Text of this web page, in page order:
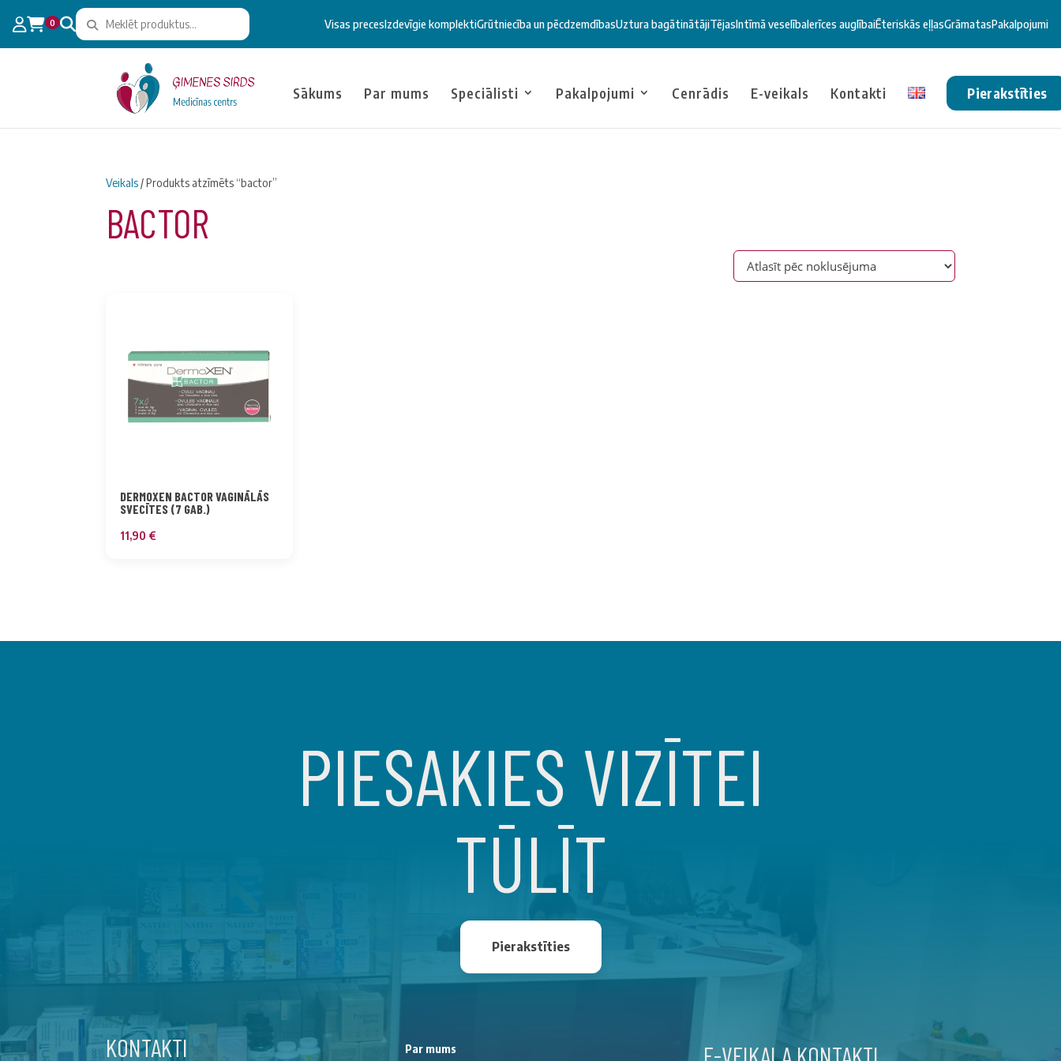
0 Visas precesIzdevīgie komplektiGrūtniecība un pēcdzemdībasUztura bagātinātājiTējasIntīmā veselībaIerīces auglībaiĒteriskās eļļasGrāmatasPakalpojumi
Sākums Par mums Speciālisti Pakalpojumi Cenrādis E-veikals Kontakti Pierakstīties
Veikals/ Produkts atzīmēts “bactor”
BACTOR
DERMOXEN BACTOR VAGINĀLĀS
SVECĪTES (7 GAB.)
11,90 €
PIESAKIES VIZĪTEI
TŪLĪT
Pierakstīties
KONTAKTI Par mums E-VEIKALA KONTAKTI